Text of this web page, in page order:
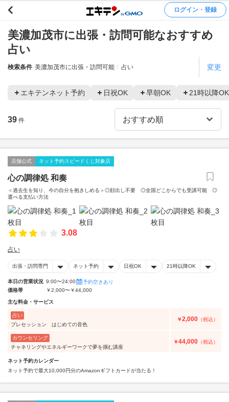
ログイン・登録
美濃加茂市に出張・訪問可能なおすすめ
占い
検索条件 美濃加茂市に出張・訪問可能 占い 変更
エキテンネット予約 日祝OK 早朝OK 21時以降OK
39 件
店舗公式 ネット予約スピードくじ対象店
心の調律処 和奏
＜過去生を知り、今の自分を抱きしめる＞◎顔出し不要 ◎全国どこからでも受講可能 ◎
選べる支払い方法
3.08
占い
出張・訪問専門 ネット予約 日祝OK 21時以降OK
本日の営業状況 9:00〜24:00
予約空きあり
価格帯
￥2,000〜￥44,000
主な料金・サービス
占い
プレセッション はじめての音色
￥2,000 （税込）
カウンセリング
チャネリングやエネルギーワークで夢を掴む講座
￥44,000 （税込）
ネット予約カレンダー
ネット予約で最大10,000円分のAmazonギフトカードが当たる！